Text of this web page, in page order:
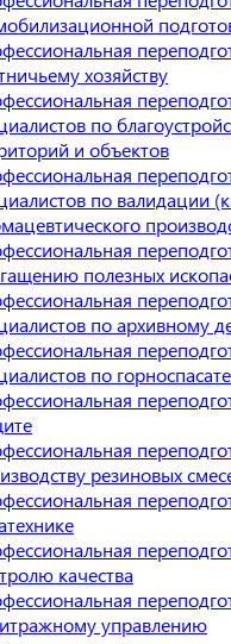
хозяйству
по
и объектов
по валидации
полезных
по архивному
по
резиновых
качества
управлению